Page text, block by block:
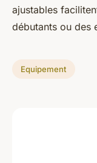
ajustables
débutants ou des
Equipement